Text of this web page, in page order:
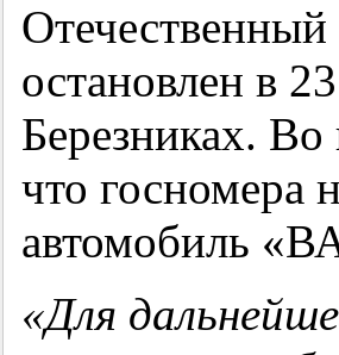
остановлен в
Березниках.
что госномера
автомобиль
«Для